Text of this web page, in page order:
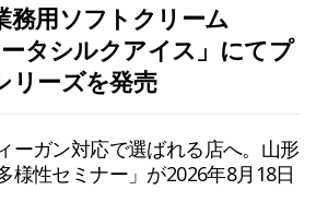
務用ソフトクリーム
ータシルクアイス」にてプ
リーズを発売
ーガン対応で選ばれる店へ。山形
様性セミナー」が2026年8月18日